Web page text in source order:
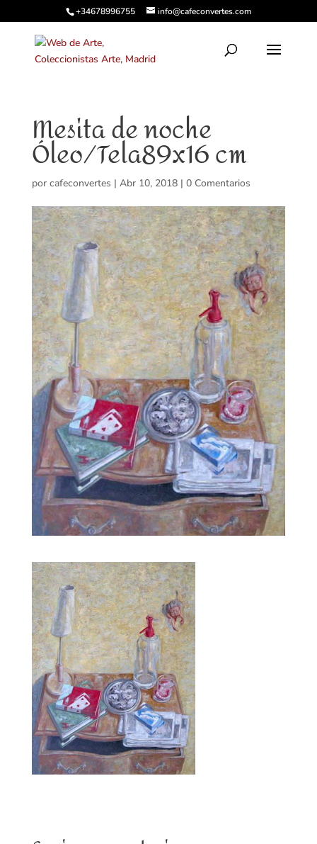
+34678996755 info@cafeconvertes.com
Mesita de noche
Óleo/Tela89x16 cm
por cafeconvertes | Abr 10, 2018| 0 Comentarios